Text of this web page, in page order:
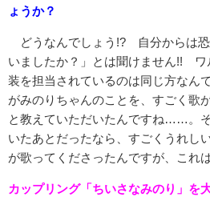
ょうか？
どうなんでしょう!? 自分からは恐
いましたか？」とは聞けません!! ワ
装を担当されているのは同じ方なん
がみのりちゃんのことを、すごく歌
と教えていただいたんですね……。
いたあとだったなら、すごくうれ
が歌ってくださったんですが、これ
カップリング「ちいさなみのり」を